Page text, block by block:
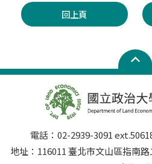
回上頁
電話：02-2939-3091
地址：116011 臺北市文山區指南